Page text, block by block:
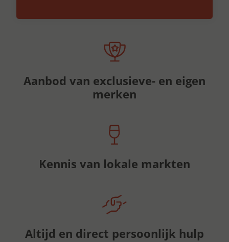
Aanbod van exclusieve- en eigen
merken
Kennis van lokale markten
Altijd en direct persoonlijk hulp